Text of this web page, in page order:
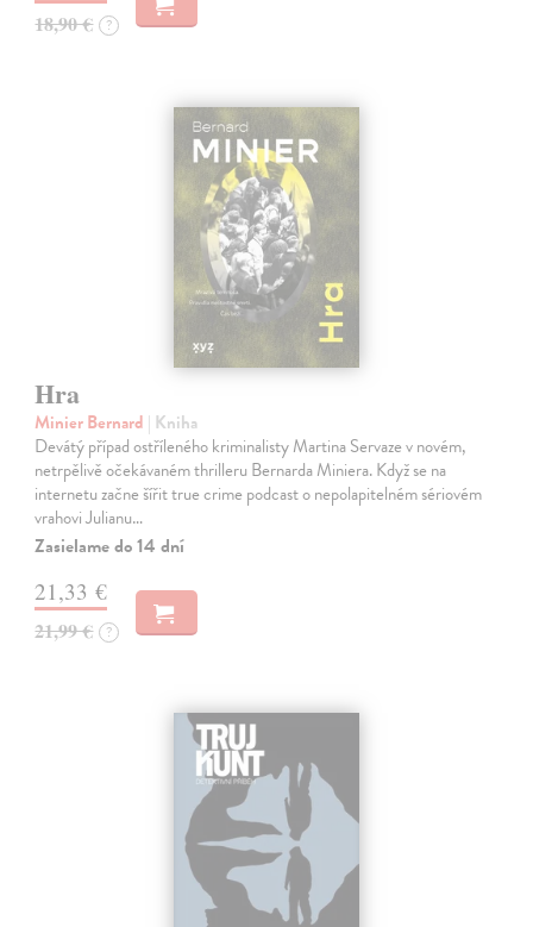
18,90 € ?
Hra
Minier Bernard | Kniha
Devátý případ ostříleného kriminalisty Martina Servaze v novém,
netrpělivě očekávaném thrilleru Bernarda Miniera. Když se na
internetu začne šířit true crime podcast o nepolapitelném sériovém
vrahovi Julianu…
Zasielame do 14 dní
21,33 €
21,99 € ?